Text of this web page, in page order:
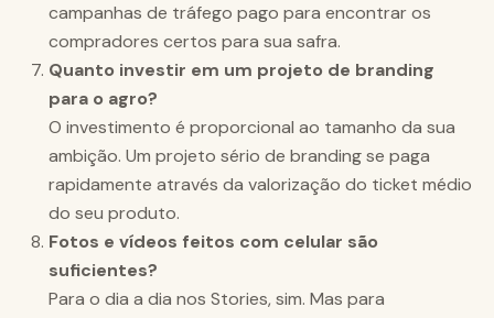
campanhas de tráfego pago para encontrar os
compradores certos para sua safra.
Quanto investir em um projeto de branding
para o agro?
O investimento é proporcional ao tamanho da sua
ambição. Um projeto sério de branding se paga
rapidamente através da valorização do ticket médio
do seu produto.
Fotos e vídeos feitos com celular são
suficientes?
Para o dia a dia nos Stories, sim. Mas para